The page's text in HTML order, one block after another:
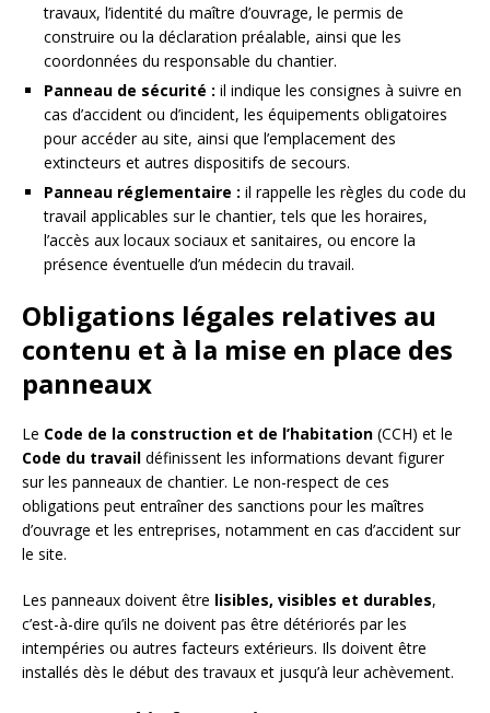
travaux, l’identité du maître d’ouvrage, le permis de
construire ou la déclaration préalable, ainsi que les
coordonnées du responsable du chantier.
Panneau de sécurité : il indique les consignes à suivre en
cas d’accident ou d’incident, les équipements obligatoires
pour accéder au site, ainsi que l’emplacement des
extincteurs et autres dispositifs de secours.
Panneau réglementaire : il rappelle les règles du code du
travail applicables sur le chantier, tels que les horaires,
l’accès aux locaux sociaux et sanitaires, ou encore la
présence éventuelle d’un médecin du travail.
Obligations légales relatives au
contenu et à la mise en place des
panneaux
Le Code de la construction et de l’habitation (CCH) et le
Code du travail définissent les informations devant figurer
sur les panneaux de chantier. Le non-respect de ces
obligations peut entraîner des sanctions pour les maîtres
d’ouvrage et les entreprises, notamment en cas d’accident sur
le site.
Les panneaux doivent être lisibles, visibles et durables,
c’est-à-dire qu’ils ne doivent pas être détériorés par les
intempéries ou autres facteurs extérieurs. Ils doivent être
installés dès le début des travaux et jusqu’à leur achèvement.